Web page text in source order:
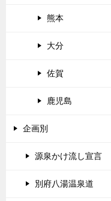
熊本
大分
佐賀
鹿児島
企画別
源泉かけ流し宣言
別府八湯温泉道